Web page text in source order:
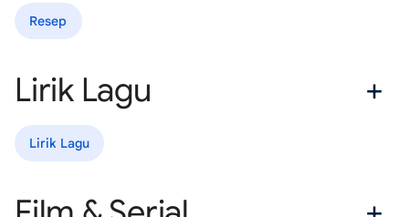
Resep
Lirik Lagu
Lirik Lagu